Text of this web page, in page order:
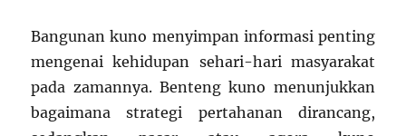
Bangunan kuno menyimpan informasi penting
mengenai kehidupan sehari-hari masyarakat
pada zamannya. Benteng kuno menunjukkan
bagaimana strategi pertahanan dirancang,